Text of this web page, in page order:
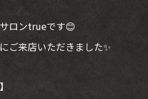
ロンtrueです😊
ご来店いただきました✨